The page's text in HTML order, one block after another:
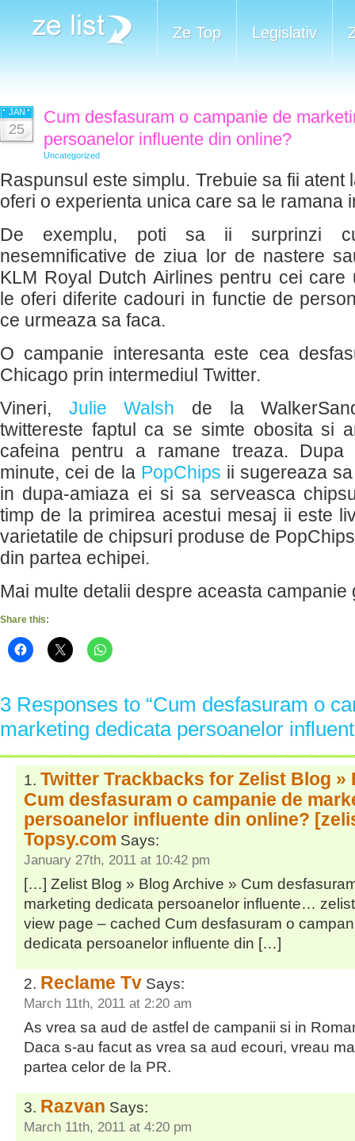
Ze Top Legislativ
JAN
25
Cum desfasuram o campanie de
persoanelor influente din online?
Uncategorized
Raspunsul este simplu. Trebuie sa fii atent
oferi o experienta unica care sa le ramana
De exemplu, poti sa ii surprinzi
nesemnificative de ziua lor de nastere
KLM Royal Dutch Airlines pentru cei care
le oferi diferite cadouri in functie de
ce urmeaza sa faca.
O campanie interesanta este cea
Chicago prin intermediul Twitter.
Vineri, Julie Walsh de la
twittereste faptul ca se simte obosita si
cafeina pentru a ramane treaza. Dupa
minute, cei de la PopChips ii sugereaza
in dupa-amiaza ei si sa serveasca
timp de la primirea acestui mesaj ii este
varietatile de chipsuri produse de
din partea echipei.
Mai multe detalii despre aceasta
Share this:
3 Responses to “Cum desfasuram o
marketing dedicata persoanelor
Twitter Trackbacks for Zelist Blog »
Cum desfasuram o campanie de
persoanelor influente din online?
Topsy.com Says:
January 27th, 2011 at 10:42 pm
[…] Zelist Blog » Blog Archive » Cum
marketing dedicata persoanelor influente…
view page – cached Cum desfasuram o
dedicata persoanelor influente din […]
Reclame Tv Says:
March 11th, 2011 at 2:20 am
As vrea sa aud de astfel de campanii si in
Daca s-au facut as vrea sa aud ecouri, vreau
partea celor de la PR.
Razvan Says:
March 11th, 2011 at 4:20 pm